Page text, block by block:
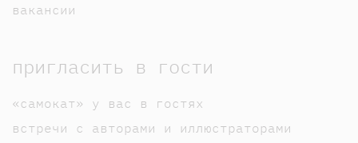
вакансии
пригласить в гости
«самокат» у вас в гостях
встречи с авторами и иллюстраторами